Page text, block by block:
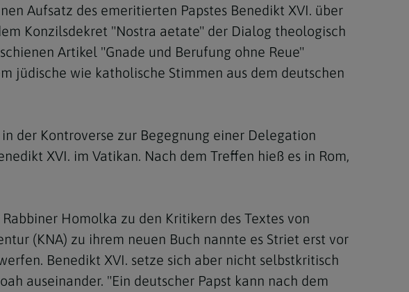
Aufsatz des emeritierten Papstes Benedikt XVI. über
Konzilsdekret "Nostra aetate" der Dialog theologisch
Artikel "Gnade und Berufung ohne Reue"
jüdische wie katholische Stimmen aus dem deutschen
der Kontroverse zur Begegnung einer Delegation
XVI. im Vatikan. Nach dem Treffen hieß es in Rom,
Homolka zu den Kritikern des Textes von
(KNA) zu ihrem neuen Buch nannte es Striet erst vor
Benedikt XVI. setze sich aber nicht selbstkritisch
auseinander. "Ein deutscher Papst kann nach dem